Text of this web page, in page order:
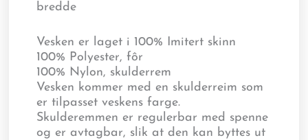
bredde
Vesken er laget i 100% Imitert skinn
100% Polyester, fôr
100% Nylon, skulderrem
Vesken kommer med en skulderreim som
er tilpasset veskens farge.
Skulderemmen er regulerbar med spenne
og er avtagbar, slik at den kan byttes ut